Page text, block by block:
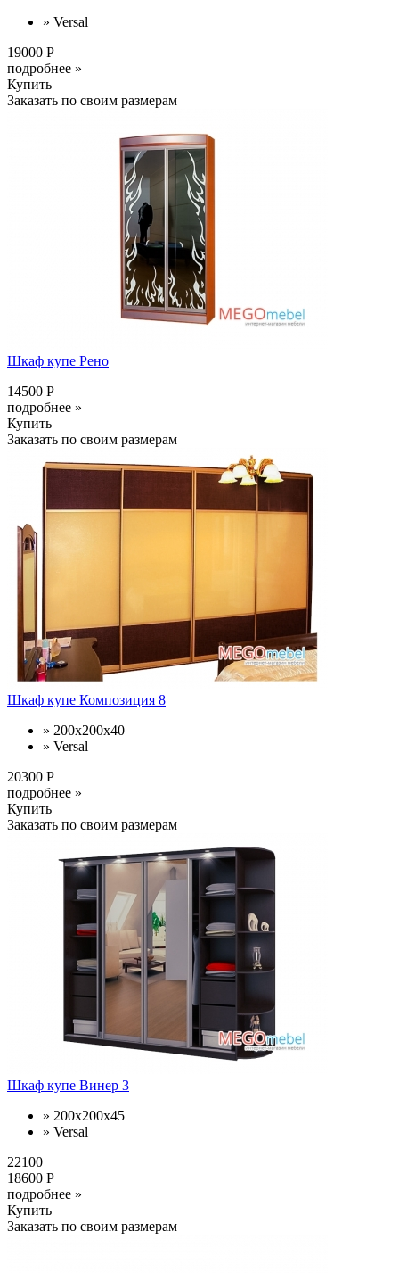
» Versal
19000 Р
подробнее »
Купить
Заказать по своим размерам
Шкаф купе Рено
14500 Р
подробнее »
Купить
Заказать по своим размерам
Шкаф купе Композиция 8
» 200x200x40
» Versal
20300 Р
подробнее »
Купить
Заказать по своим размерам
Шкаф купе Винер 3
» 200х200х45
» Versal
22100
18600 Р
подробнее »
Купить
Заказать по своим размерам